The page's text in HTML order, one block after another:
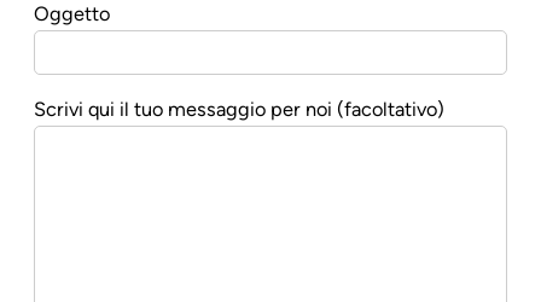
Oggetto
Scrivi qui il tuo messaggio per noi (facoltativo)